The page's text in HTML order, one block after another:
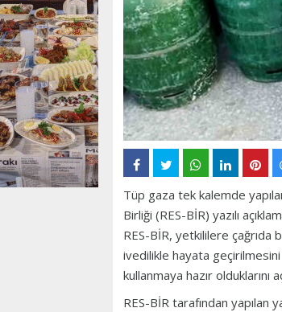
Tüp gaza tek kalemde
Birliği (RES-BİR) yazılı
RES-BİR, yetkililere çağrıda
ivedilikle hayata
kullanmaya hazır olduklarını
RES-BİR tarafından yapılan